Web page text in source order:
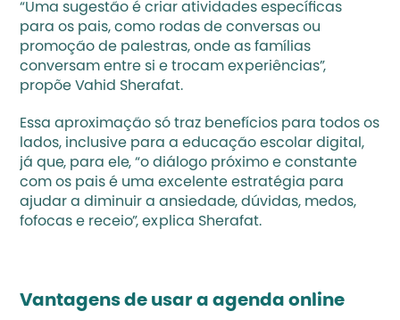
“Uma sugestão é criar atividades específicas
para os pais, como rodas de conversas ou
promoção de palestras, onde as famílias
conversam entre si e trocam experiências”,
propõe Vahid Sherafat.
Essa aproximação só traz benefícios para todos os
lados, inclusive para a educação escolar digital,
já que, para ele, “o diálogo próximo e constante
com os pais é uma excelente estratégia para
ajudar a diminuir a ansiedade, dúvidas, medos,
fofocas e receio”, explica Sherafat.
Vantagens de usar a agenda online